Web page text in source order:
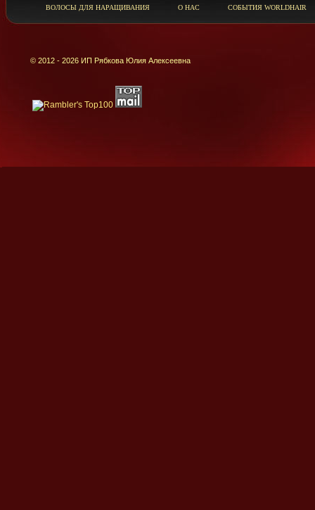
ВОЛОСЫ ДЛЯ НАРАЩИВАНИЯ О НАС СОБЫТИЯ WORLDHAIR
© 2012 - 2026 ИП Рябкова Юлия Алексеевна